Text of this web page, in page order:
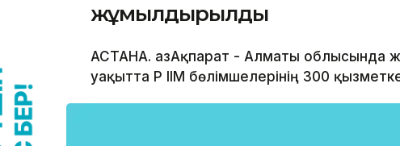
жұмылдырылды
АСТАНА. ҚазАқпарат - Алматы облысында
уақытта ҚР ІІМ бөлімшелерінің 300